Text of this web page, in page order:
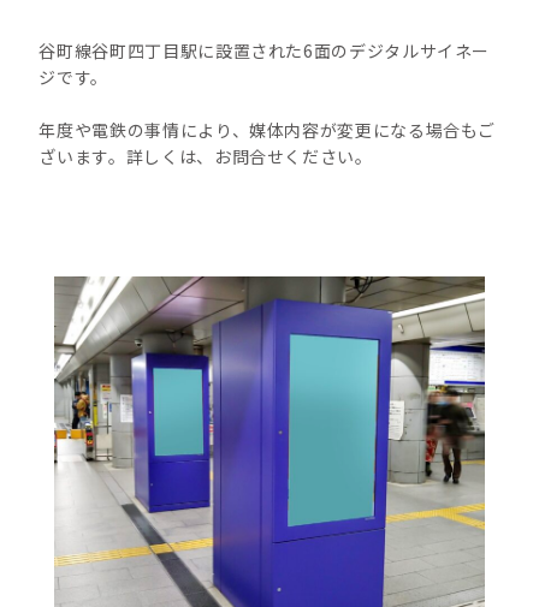
谷町線谷町四丁目駅に設置された6面のデジタルサイネー
ジです。
年度や電鉄の事情により、媒体内容が変更になる場合もご
ざいます。詳しくは、お問合せください。